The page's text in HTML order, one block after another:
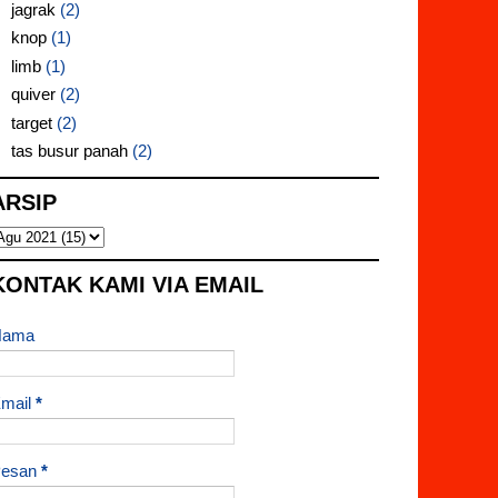
jagrak (2)
knop (1)
limb (1)
quiver (2)
target (2)
tas busur panah (2)
KAMI VIA EMAIL
*
*